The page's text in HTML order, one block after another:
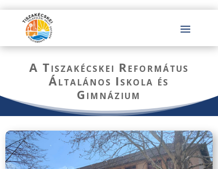
A Tiszakécskei Református
Általános Iskola és
Gimnázium